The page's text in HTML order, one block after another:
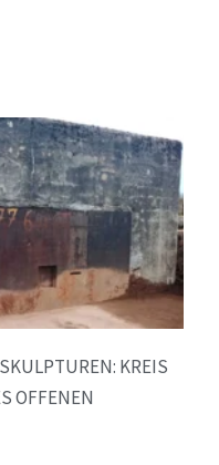
KREIS
OFFENEN